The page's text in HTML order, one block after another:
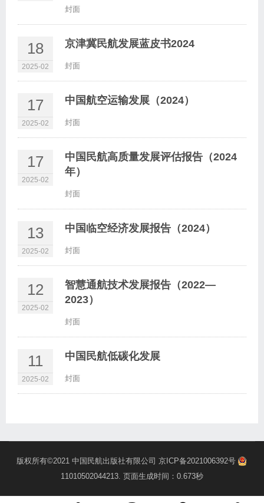
封面
18
2025-02
京津冀民航发展蓝皮书2024
封面
17
2025-02
中国航空运输发展（2024）
封面
17
2025-02
中国民航高质量发展评估报告（2024
年）
封面
13
2025-02
中国临空经济发展报告（2024）
封面
12
2025-02
智慧通航技术发展报告（2022—
2023）
封面
11
2025-02
中国民航低碳化发展
封面
版权所有©2021 中国民航出版社有限公司 京ICP备2021006392号
11010502044213. 页面生成时间：0.673秒